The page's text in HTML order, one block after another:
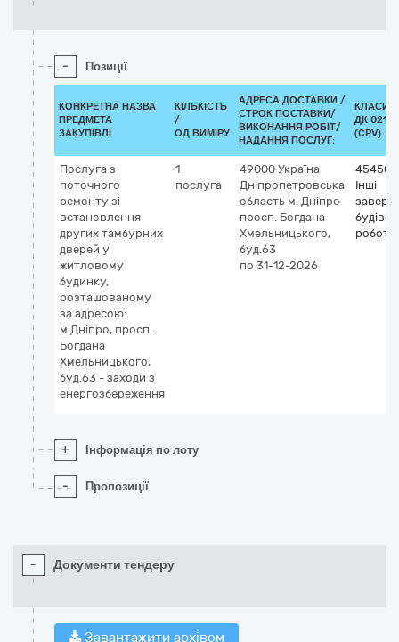
- Позиції
КОНКРЕТНА НАЗВА
ПРЕДМЕТА
ЗАКУПІВЛІ
КІЛЬКІСТЬ
/
ОД.ВИМІРУ
АДРЕСА ДОСТАВКИ /
СТРОК ПОСТАВКИ/
ВИКОНАННЯ РОБІТ/
НАДАННЯ ПОСЛУГ:
ДК
(CPV)
Послуга з
пoтoчного
ремoнту зі
встанoвлення
других тамбурних
дверей у
житловому
будинку,
розташованому
за адресою:
м.Дніпро, просп.
Богдана
Хмельницького,
буд.63 - заходи з
енергозбереження
1
послуга
49000 Україна
Дніпропетровська
область м. Дніпро
просп. Богдана
Хмельницького,
буд.63
по 31-12-2026
Інші
роботи
+ Інформація по лоту
- Пропозиції
- Документи тендеру
Завантажити архівом